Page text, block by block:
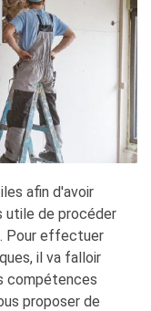
afin d'avoir
utile de procéder
Pour effectuer
il va falloir
compétences
proposer de